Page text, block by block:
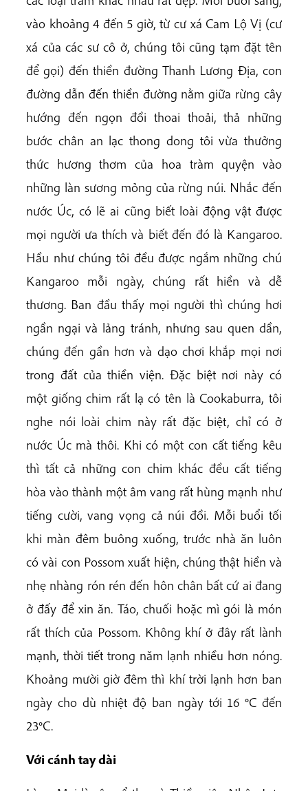
vào khoảng 4 đến 5 giờ, từ cư xá Cam Lộ Vị (cư
xá của các sư cô ở, chúng tôi cũng tạm đặt tên
để gọi) đến thiền đường Thanh Lương Địa, con
đường dẫn đến thiền đường nằm giữa rừng cây
hướng đến ngọn đồi thoai thoải, thả những
bước chân an lạc thong dong tôi vừa thưởng
thức hương thơm của hoa tràm quyện vào
những làn sương mỏng của rừng núi. Nhắc đến
nước Úc, có lẽ ai cũng biết loài động vật được
mọi người ưa thích và biết đến đó là Kangaroo.
Hầu như chúng tôi đều được ngắm những chú
Kangaroo mỗi ngày, chúng rất hiền và dễ
thương. Ban đầu thấy mọi người thì chúng hơi
ngần ngại và lảng tránh, nhưng sau quen dần,
chúng đến gần hơn và dạo chơi khắp mọi nơi
trong đất của thiền viện. Đặc biệt nơi này có
một giống chim rất lạ có tên là Cookaburra, tôi
nghe nói loài chim này rất đặc biệt, chỉ có ở
nước Úc mà thôi. Khi có một con cất tiếng kêu
thì tất cả những con chim khác đều cất tiếng
hòa vào thành một âm vang rất hùng mạnh như
tiếng cười, vang vọng cả núi đồi. Mỗi buổi tối
khi màn đêm buông xuống, trước nhà ăn luôn
có vài con Possom xuất hiện, chúng thật hiền và
nhẹ nhàng rón rén đến hôn chân bất cứ ai đang
ở đấy để xin ăn. Táo, chuối hoặc mì gói là món
rất thích của Possom. Không khí ở đây rất lành
mạnh, thời tiết trong năm lạnh nhiều hơn nóng.
Khoảng mười giờ đêm thì khí trời lạnh hơn ban
ngày cho dù nhiệt độ ban ngày tới 16 °C đến
23°C.
Với cánh tay dài